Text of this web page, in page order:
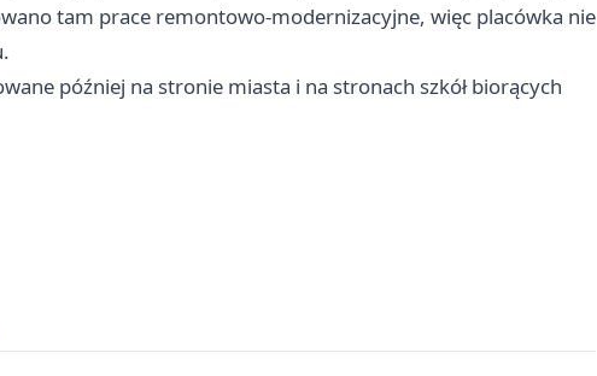
tam prace remontowo-modernizacyjne, więc placówka nie
później na stronie miasta i na stronach szkół biorących